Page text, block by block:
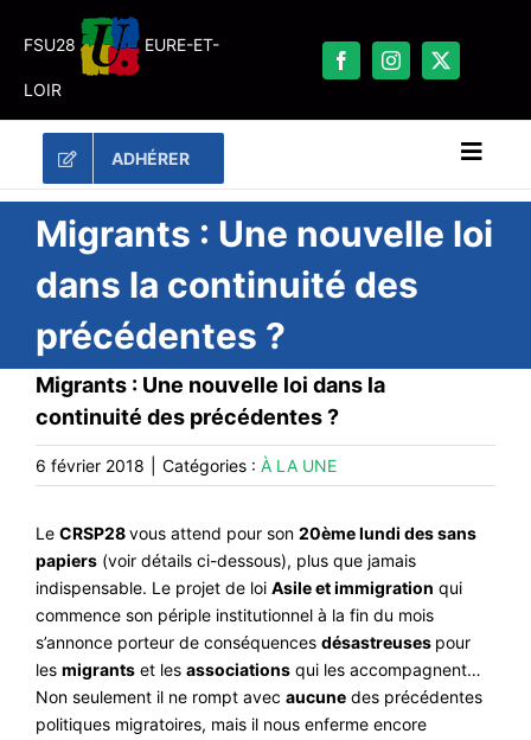
FSU28 EURE-ET-
LOIR
ADHÉRER
RECHERCHER:
LES UNES
LA FSU 28
DOSSIERS
PUBLICATIONS
#ACTIONS
#VOS ÉLUES
#FORMATION
#COMMUNIQUÉS
#ÉLECTIONS
Migrants : Une nouvelle loi
dans la continuité des
précédentes ?
Migrants : Une nouvelle loi dans la
continuité des précédentes ?
6 février 2018 Catégories : À LA UNE
Le CRSP28vous attend pour son 20ème lundi des sans
papiers (voir détails ci-dessous), plus que jamais
indispensable. Le projet de loi Asile et immigration qui
commence son périple institutionnel à la fin du mois
s’annonce porteur de conséquences désastreuses pour
les migrants et les associations qui les accompagnent…
Non seulement il ne rompt avec aucune des précédentes
politiques migratoires, mais il nous enferme encore